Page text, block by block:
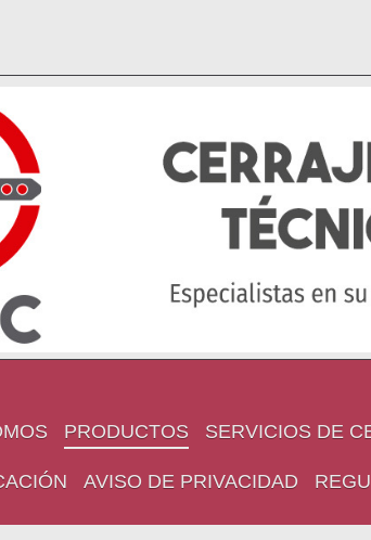
PRODUCTOS SERVICIOS DE
AVISO DE PRIVACIDAD